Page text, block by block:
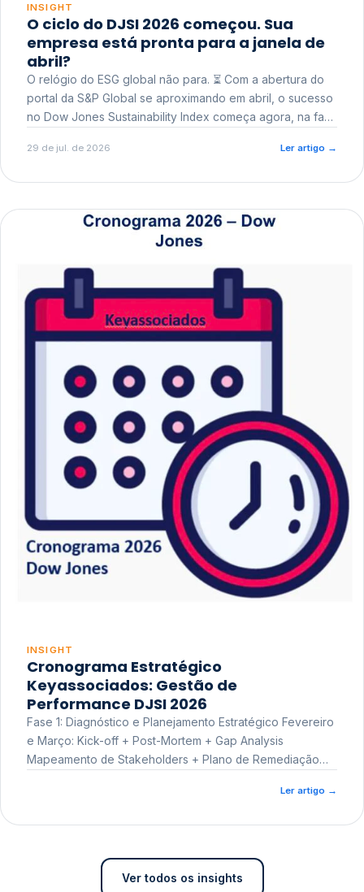
INSIGHT
O ciclo do DJSI 2026 começou. Sua
empresa está pronta para a janela de
abril?
O relógio do ESG global não para. ⏳ Com a abertura do
portal da S&P Global se aproximando em abril, o sucesso
no Dow Jones Sustainability Index começa agora, na fase
29 de jul. de 2026 Ler artigo →
INSIGHT
Cronograma Estratégico
Keyassociados: Gestão de
Performance DJSI 2026
Fase 1: Diagnóstico e Planejamento Estratégico Fevereiro
e Março: Kick-off + Post-Mortem + Gap Analysis
Mapeamento de Stakeholders + Plano de Remediação
Ler artigo →
Ver todos os insights